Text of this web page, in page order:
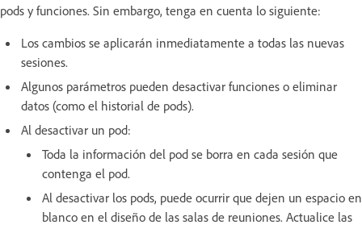
pods y funciones. Sin embargo, tenga en cuenta lo siguiente:
Los cambios se aplicarán inmediatamente a todas las nuevas
sesiones.
Algunos parámetros pueden desactivar funciones o eliminar
datos (como el historial de pods).
Al desactivar un pod:
Toda la información del pod se borra en cada sesión que
contenga el pod.
Al desactivar los pods, puede ocurrir que dejen un espacio en
blanco en el diseño de las salas de reuniones. Actualice las